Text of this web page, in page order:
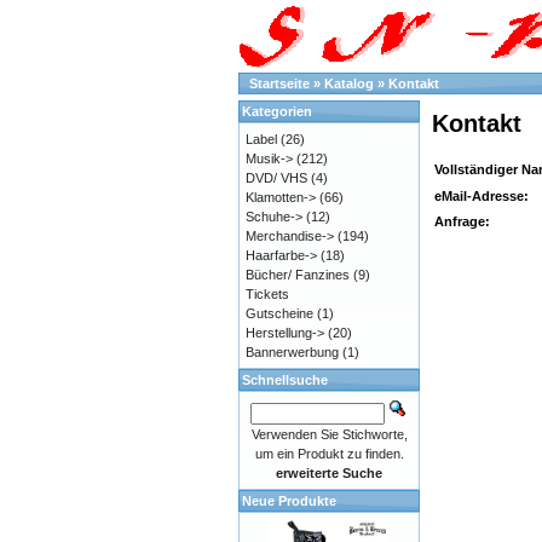
Startseite » Katalog » Kontakt
Kontakt
Vollständiger
eMail-Adresse:
Anfrage:
Kategorien
Label (26)
Musik-> (212)
DVD/ VHS (4)
Klamotten-> (66)
Schuhe-> (12)
Merchandise-> (194)
Haarfarbe-> (18)
Bücher/ Fanzines (9)
Tickets
Gutscheine (1)
Herstellung-> (20)
Bannerwerbung (1)
Schnellsuche
Verwenden Sie Stichworte,
um ein Produkt zu finden.
erweiterte Suche
Neue Produkte